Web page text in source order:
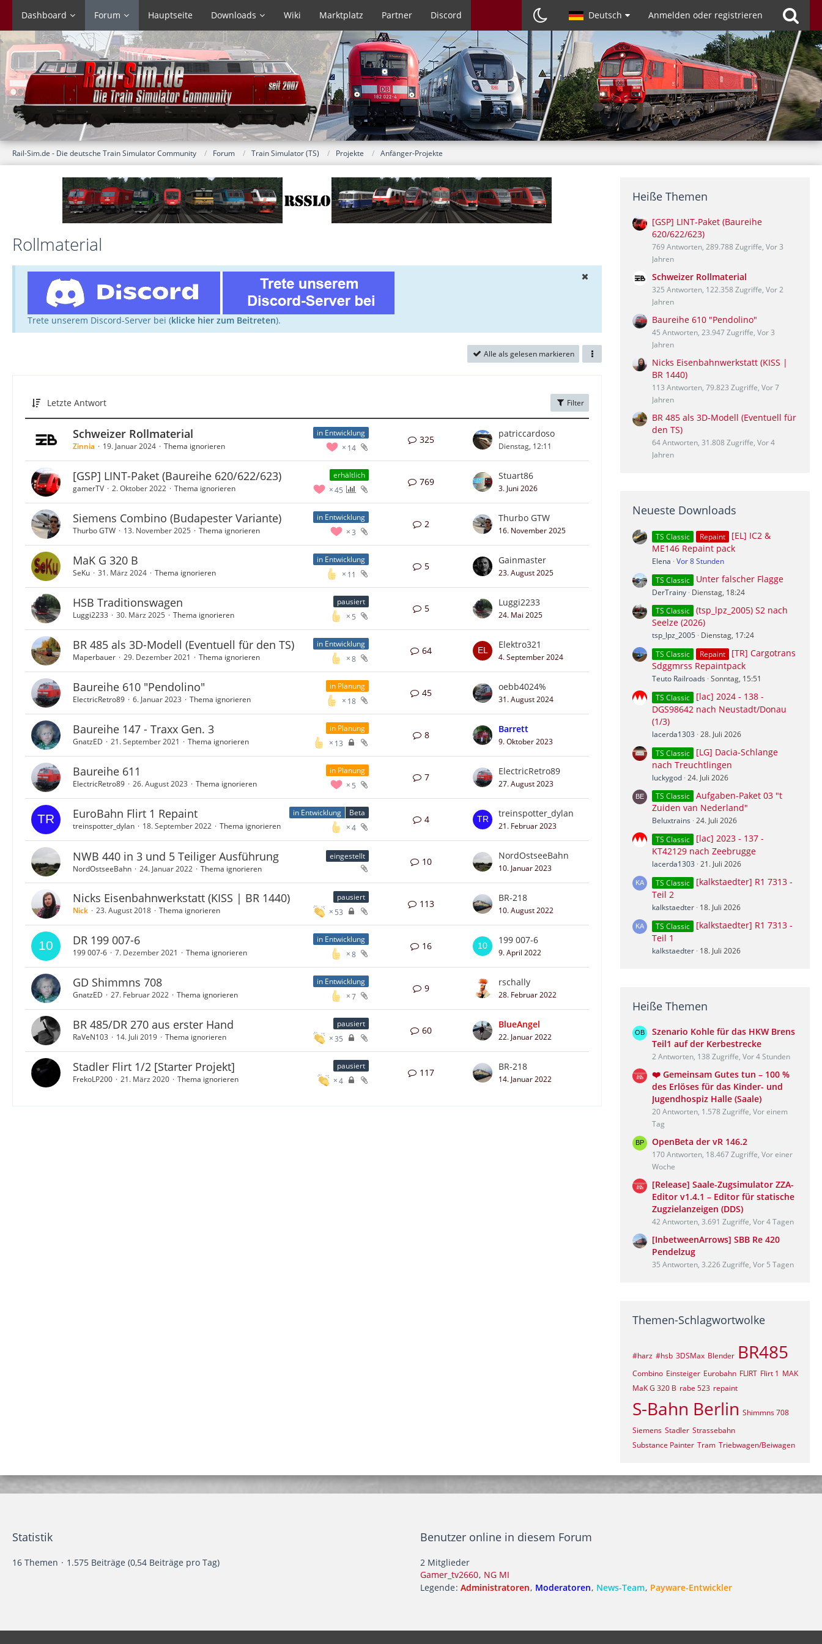
Dashboard Forum Hauptseite Downloads Wiki Marktplatz Partner Discord Deutsch Anmelden oder registrieren
Rail-Sim.de - Die deutsche Train Simulator Community Forum Train Simulator (TS) Projekte Anfänger-Projekte
Rollmaterial
Trete unserem Discord-Server bei (klicke hier zum Beitreten).
Alle als gelesen markieren
Letzte Antwort Filter
in Entwicklung
Schweizer Rollmaterial
14
Zinnia 19. Januar 2024 Thema ignorieren
325
patriccardoso
Dienstag, 12:11
erhältlich
[GSP] LINT-Paket (Baureihe 620/622/623)
45
gamerTV 2. Oktober 2022 Thema ignorieren
769
Stuart86
3. Juni 2026
in Entwicklung
Siemens Combino (Budapester Variante)
3
Thurbo GTW 13. November 2025 Thema ignorieren
2
Thurbo GTW
16. November 2025
in Entwicklung
MaK G 320 B
11
SeKu 31. März 2024 Thema ignorieren
5
Gainmaster
23. August 2025
pausiert
HSB Traditionswagen
5
Luggi2233 30. März 2025 Thema ignorieren
5
Luggi2233
24. Mai 2025
in Entwicklung
BR 485 als 3D-Modell (Eventuell für den TS)
8
Maperbauer 29. Dezember 2021 Thema ignorieren
64
Elektro321
4. September 2024
in Planung
Baureihe 610 "Pendolino"
18
ElectricRetro89 6. Januar 2023 Thema ignorieren
45
oebb4024%
31. August 2024
in Planung
Baureihe 147 - Traxx Gen. 3
13
GnatzED 21. September 2021 Thema ignorieren
8
Barrett
9. Oktober 2023
in Planung
Baureihe 611
5
ElectricRetro89 26. August 2023 Thema ignorieren
7
ElectricRetro89
27. August 2023
in Entwicklung Beta
EuroBahn Flirt 1 Repaint
4
treinspotter_dylan 18. September 2022 Thema ignorieren
4
treinspotter_dylan
21. Februar 2023
eingestellt
NWB 440 in 3 und 5 Teiliger Ausführung
NordOstseeBahn 24. Januar 2022 Thema ignorieren
10
NordOstseeBahn
10. Januar 2023
pausiert
Nicks Eisenbahnwerkstatt (KISS | BR 1440)
53
Nick 23. August 2018 Thema ignorieren
113
BR-218
10. August 2022
in Entwicklung
DR 199 007-6
8
199 007-6 7. Dezember 2021 Thema ignorieren
16
199 007-6
9. April 2022
in Entwicklung
GD Shimmns 708
7
GnatzED 27. Februar 2022 Thema ignorieren
9
rschally
28. Februar 2022
pausiert
BR 485/DR 270 aus erster Hand
35
RaVeN103 14. Juli 2019 Thema ignorieren
60
BlueAngel
22. Januar 2022
pausiert
Stadler Flirt 1/2 [Starter Projekt]
4
FrekoLP200 21. März 2020 Thema ignorieren
117
BR-218
14. Januar 2022
Heiße Themen
[GSP] LINT-Paket (Baureihe
620/622/623)
769 Antworten, 289.788 Zugriffe, Vor 3
Jahren
Schweizer Rollmaterial
325 Antworten, 122.358 Zugriffe, Vor 2
Jahren
Baureihe 610 "Pendolino"
45 Antworten, 23.947 Zugriffe, Vor 3
Jahren
Nicks Eisenbahnwerkstatt (KISS |
BR 1440)
113 Antworten, 79.823 Zugriffe, Vor 7
Jahren
BR 485 als 3D-Modell (Eventuell für
den TS)
64 Antworten, 31.808 Zugriffe, Vor 4
Jahren
Neueste Downloads
TS Classic Repaint
[EL] IC2 &
ME146 Repaint pack
Elena Vor 8 Stunden
TS Classic
Unter falscher Flagge
DerTrainy Dienstag, 18:24
TS Classic (tsp_lpz_2005) S2 nach
Seelze (2026)
tsp_lpz_2005
Dienstag, 17:24
TS Classic
Repaint
[TR] Cargotrans
Sdggmrss Repaintpack
Teuto Railroads Sonntag, 15:51
TS Classic
[lac] 2024 - 138 -
DGS98642 nach Neustadt/Donau
(1/3)
lacerda1303 28. Juli 2026
TS Classic
[LG] Dacia-Schlange
nach Treuchtlingen
luckygod 24. Juli 2026
TS Classic Aufgaben-Paket 03 "t
Zuiden van Nederland"
Beluxtrains 24. Juli 2026
TS Classic
[lac] 2023 - 137 -
KT42129 nach Zeebrugge
lacerda1303 21. Juli 2026
TS Classic
[kalkstaedter] R1 7313 -
Teil 2
kalkstaedter 18. Juli 2026
TS Classic
[kalkstaedter] R1 7313 -
Teil 1
kalkstaedter 18. Juli 2026
Heiße Themen
Szenario Kohle für das HKW Brens
Teil1 auf der Kerbestrecke
2 Antworten, 138 Zugriffe, Vor 4 Stunden
❤️ Gemeinsam Gutes tun – 100 %
des Erlöses für das Kinder- und
Jugendhospiz Halle (Saale)
20 Antworten, 1.578 Zugriffe, Vor einem
Tag
OpenBeta der vR 146.2
170 Antworten, 18.467 Zugriffe, Vor einer
Woche
[Release] Saale-Zugsimulator ZZA-
Editor v1.4.1 – Editor für statische
Zugzielanzeigen (DDS)
42 Antworten, 3.691 Zugriffe, Vor 4 Tagen
[InbetweenArrows] SBB Re 420
Pendelzug
35 Antworten, 3.226 Zugriffe, Vor 5 Tagen
Themen-Schlagwortwolke
#harz #hsb 3DSMax Blender BR485
Combino Einsteiger Eurobahn FLIRT Flirt 1 MAK
MaK G 320 B rabe 523 repaint
S-Bahn Berlin Shimmns 708
Siemens Stadler Strassebahn
Substance Painter Tram Triebwagen/Beiwagen
Statistik
16 Themen 1.575 Beiträge (0,54 Beiträge pro Tag)
Benutzer online in diesem Forum
2 Mitglieder
Gamer_tv2660 NG MI
Legende Administratoren Moderatoren News-Team Payware-Entwickler